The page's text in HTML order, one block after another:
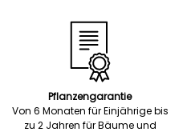
Pflanzengarantie
Von 6 Monaten für Einjährige bis
zu 2 Jahren für Bäume und